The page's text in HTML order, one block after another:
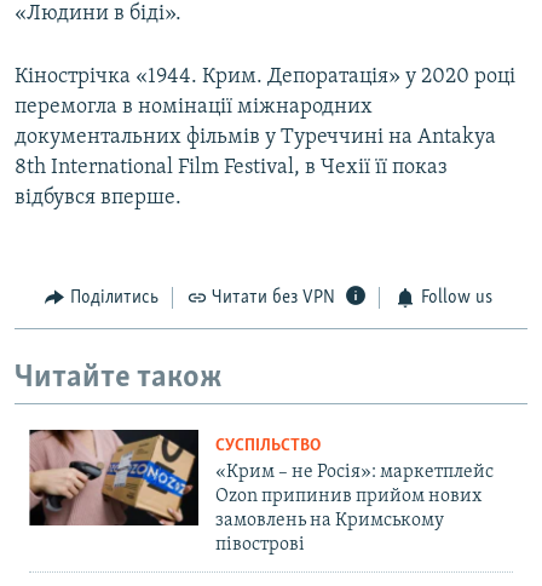
«Людини в біді».
Кінострічка «1944. Крим. Депоратація» у 2020 році
перемогла в номінації міжнародних
документальних фільмів у Туреччині на Antakya
8th International Film Festival, в Чехії її показ
відбувся вперше.
Поділитись Читати без VPN Follow us
Читайте також
СУСПІЛЬСТВО
«Крим – не Росія»: маркетплейс
Ozon припинив прийом нових
замовлень на Кримському
півострові